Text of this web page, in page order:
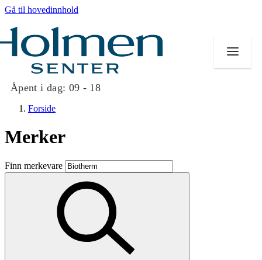
Gå til hovedinnhold
Åpent i dag: 09 - 18
Butikker
Mat og drikke
Aktiviteter
Forside
Merker
Finn merkevare